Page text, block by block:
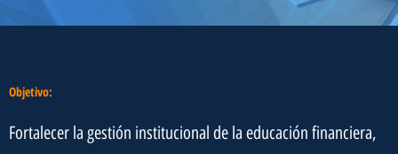
Objetivo:
Fortalecer la gestión institucional de la educación financiera,